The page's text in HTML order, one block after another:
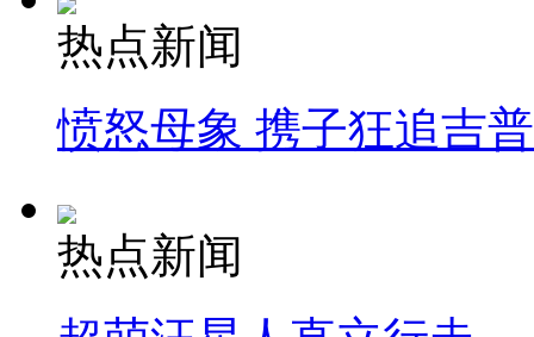
热点新闻
愤怒母象 携子狂追吉
热点新闻